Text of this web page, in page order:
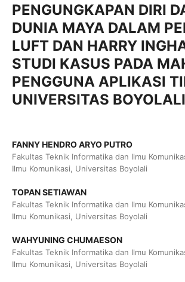
PENGUNGKAPAN DIRI
DUNIA MAYA DALAM
LUFT DAN HARRY
STUDI KASUS PADA
PENGGUNA APLIKASI
UNIVERSITAS
FANNY HENDRO ARYO PUTRO
Fakultas Teknik Informatika dan Ilmu
Ilmu Komunikasi, Universitas Boyolali
TOPAN SETIAWAN
Fakultas Teknik Informatika dan Ilmu
Ilmu Komunikasi, Universitas Boyolali
WAHYUNING CHUMAESON
Fakultas Teknik Informatika dan Ilmu
Ilmu Komunikasi, Universitas Boyolali